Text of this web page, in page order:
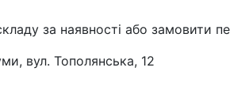
за наявності або замовити
вул. Тополянська, 12